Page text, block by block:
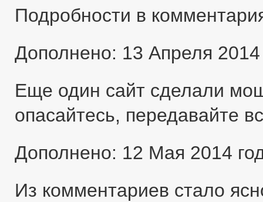
Подробности в
Дополнено: 13 Апреля 2014
Еще один сайт сделали
опасайтесь, передавайте
Дополнено: 12 Мая 2014
Из комментариев стало